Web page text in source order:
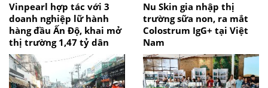
Vinpearl hợp tác với 3
doanh nghiệp lữ hành
hàng đầu Ấn Độ, khai mở
thị trường 1,47 tỷ dân
Nu Skin gia nhập thị
trường sữa non, ra mắt
Colostrum IgG+ tại Việt
Nam